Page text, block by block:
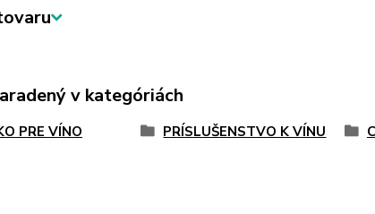
v kategóriách
PRE VÍNO PRÍSLUŠENSTVO K VÍNU